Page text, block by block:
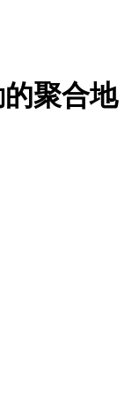
聚合地